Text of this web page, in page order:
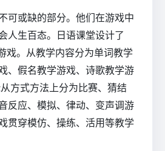
可或缺的部分。他们在游戏中
人生百态。日语课堂设计了
戏。从教学内容分为单词教学
、假名教学游戏、诗歌教学游
方式方法上分为比赛、猜结
反应、模拟、律动、变声调游
贯穿模仿、操练、活用等教学